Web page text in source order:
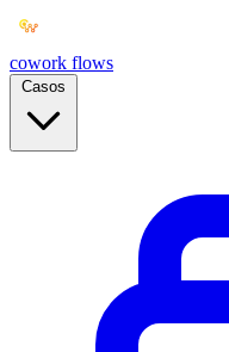
cowork flows